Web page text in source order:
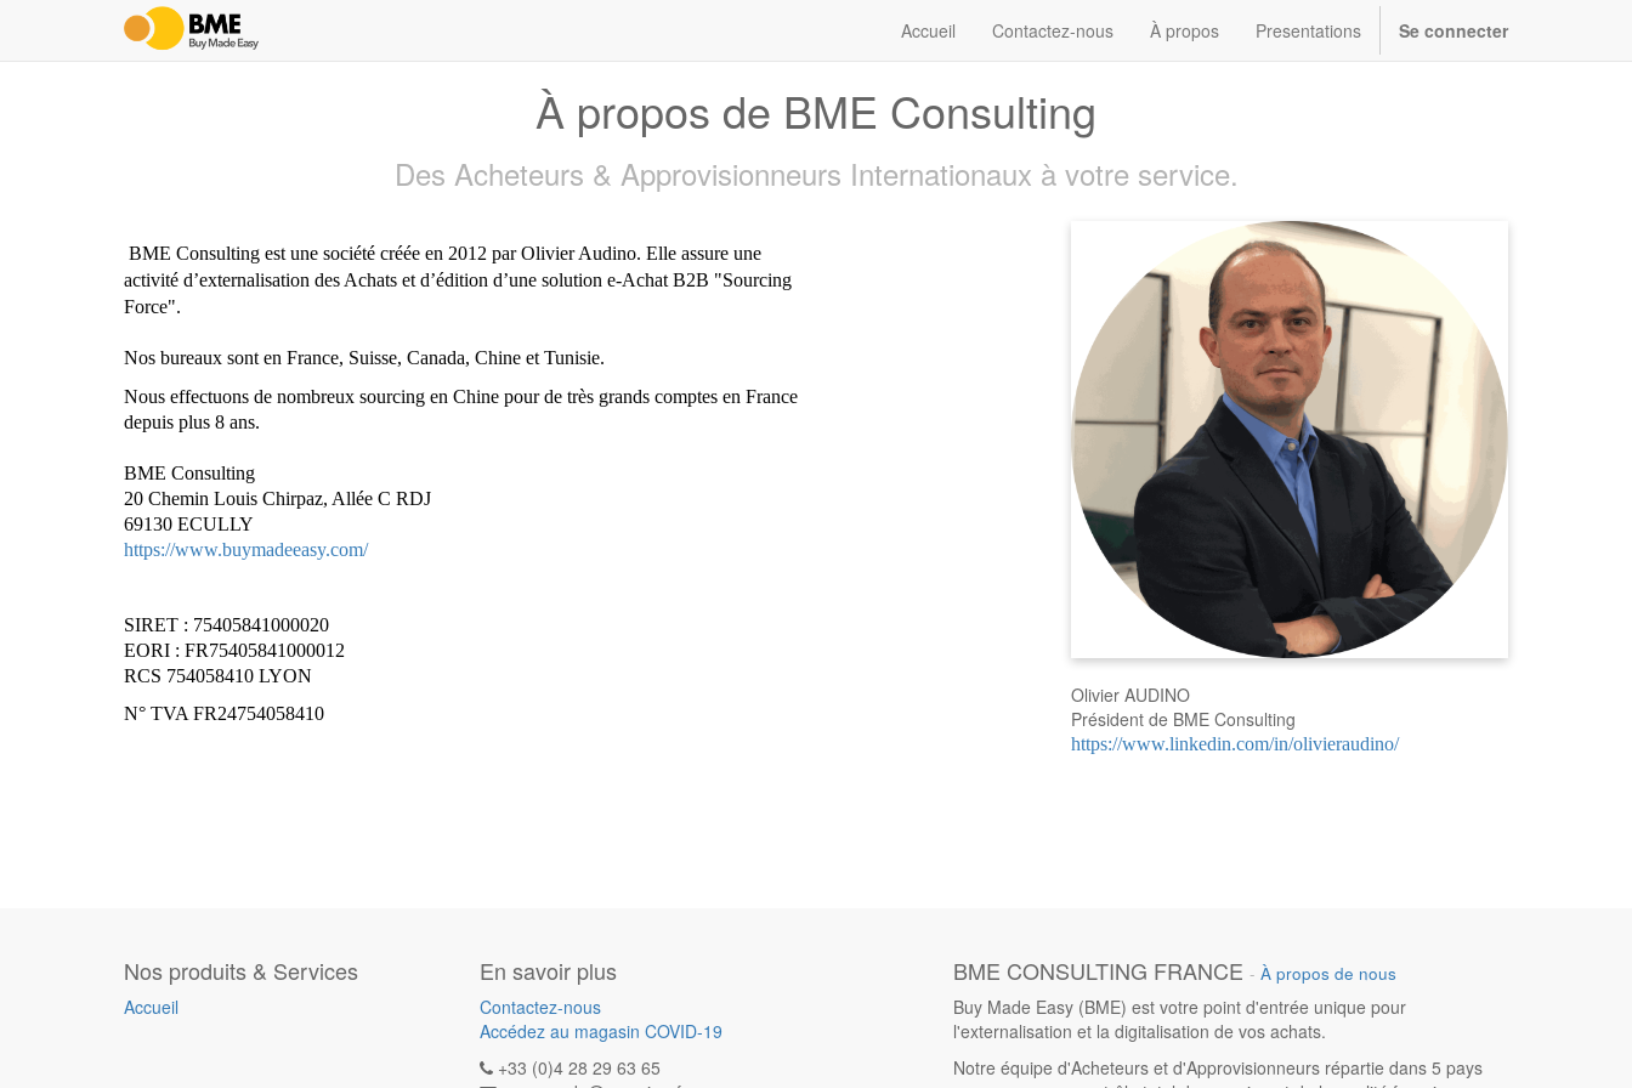
Accueil Contactez-nous À propos Presentations Se connecter
À propos de BME Consulting
Des Acheteurs & Approvisionneurs Internationaux à votre service.
BME Consulting est une société créée en 2012 par OlivierAudino. Elle assure une
activité d’externalisation des Achats et d’édition d’une solution e-Achat B2B "Sourcing
Force".
Nos bureaux sont en France, Suisse, Canada, Chine et Tunisie.
Nous effectuons de nombreux sourcing en Chine pour de très grands comptes en France
depuis plus 8 ans.
BME Consulting
20 Chemin Louis Chirpaz, Allée C RDJ
69130 ECULLY
https://www.buymadeeasy.com/
SIRET : 75405841000020
EORI : FR75405841000012
RCS 754058410 LYON
N° TVA FR24754058410
Olivier AUDINO
Président de BME Consulting
https://www.linkedin.com/in/olivieraudino/
Nos produits & Services
Accueil
En savoir plus
Contactez-nous
Accédez au magasin COVID-19
+33 (0)4 28 29 63 65
BME CONSULTING FRANCE - À propos de nous
Buy Made Easy (BME) est votre point d'entrée unique pour
l'externalisation et la digitalisation de vos achats.
Notre équipe d'Acheteurs et d'Approvisionneurs répartie dans 5 pays